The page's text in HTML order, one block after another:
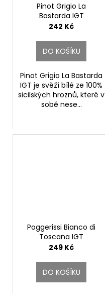
Pinot Grigio La
Bastarda IGT
Fattoria di Basciano
242 Kč
DO KOŠÍKU
Pinot Grigio La Bastarda
IGT je svěží bílé ze 100%
sicilských hroznů, které v
sobě nese...
Poggerissi Bianco di
Toscana IGT
Fattoria di Basciano
249 Kč
DO KOŠÍKU